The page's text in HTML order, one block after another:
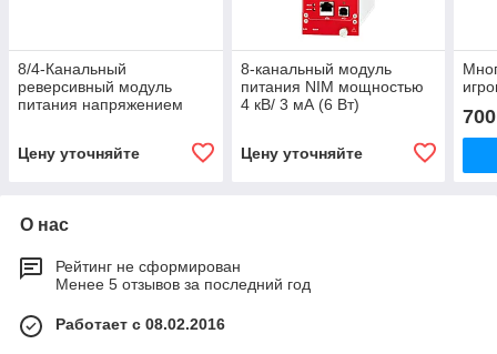
8/4-Канальный
реверсивный модуль
питания напряжением
R1419ET
Цену уточняйте
8-канальный модуль
питания NIM мощностью
4 кВ/ 3 мА (6 Вт)
Цену уточняйте
О нас
Рейтинг не сформирован
Менее 5 отзывов за последний год
Работает с 08.02.2016